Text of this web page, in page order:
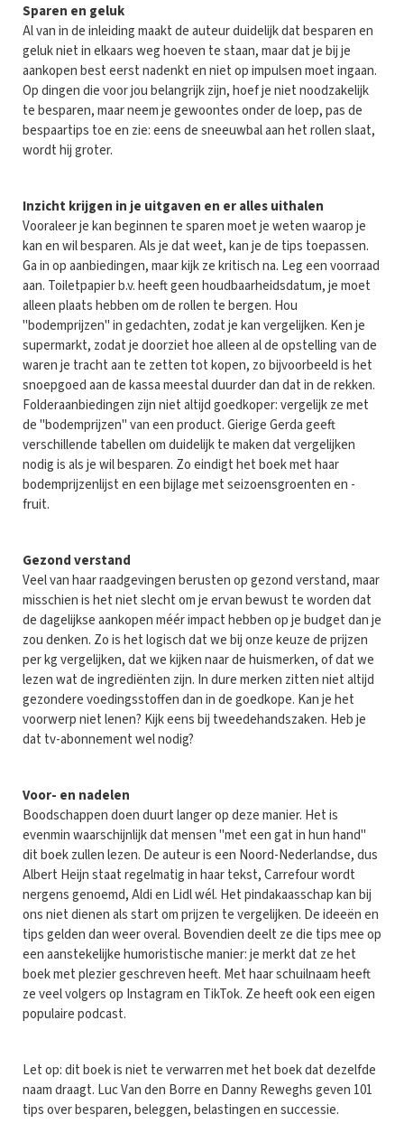
Sparen en geluk
Al van in de inleiding maakt de auteur duidelijk dat besparen en
geluk niet in elkaars weg hoeven te staan, maar dat je bij je
aankopen best eerst nadenkt en niet op impulsen moet ingaan.
Op dingen die voor jou belangrijk zijn, hoef je niet noodzakelijk
te besparen, maar neem je gewoontes onder de loep, pas de
bespaartips toe en zie: eens de sneeuwbal aan het rollen slaat,
wordt hij groter.
Inzicht krijgen in je uitgaven en er alles uithalen
Vooraleer je kan beginnen te sparen moet je weten waarop je
kan en wil besparen. Als je dat weet, kan je de tips toepassen.
Ga in op aanbiedingen, maar kijk ze kritisch na. Leg een voorraad
aan. Toiletpapier b.v. heeft geen houdbaarheidsdatum, je moet
alleen plaats hebben om de rollen te bergen. Hou
"bodemprijzen" in gedachten, zodat je kan vergelijken. Ken je
supermarkt, zodat je doorziet hoe alleen al de opstelling van de
waren je tracht aan te zetten tot kopen, zo bijvoorbeeld is het
snoepgoed aan de kassa meestal duurder dan dat in de rekken.
Folderaanbiedingen zijn niet altijd goedkoper: vergelijk ze met
de "bodemprijzen" van een product. Gierige Gerda geeft
verschillende tabellen om duidelijk te maken dat vergelijken
nodig is als je wil besparen. Zo eindigt het boek met haar
bodemprijzenlijst en een bijlage met seizoensgroenten en -
fruit.
Gezond verstand
Veel van haar raadgevingen berusten op gezond verstand, maar
misschien is het niet slecht om je ervan bewust te worden dat
de dagelijkse aankopen méér impact hebben op je budget dan je
zou denken. Zo is het logisch dat we bij onze keuze de prijzen
per kg vergelijken, dat we kijken naar de huismerken, of dat we
lezen wat de ingrediënten zijn. In dure merken zitten niet altijd
gezondere voedingsstoffen dan in de goedkope. Kan je het
voorwerp niet lenen? Kijk eens bij tweedehandszaken. Heb je
dat tv-abonnement wel nodig?
Voor- en nadelen
Boodschappen doen duurt langer op deze manier. Het is
evenmin waarschijnlijk dat mensen "met een gat in hun hand"
dit boek zullen lezen. De auteur is een Noord-Nederlandse, dus
Albert Heijn staat regelmatig in haar tekst, Carrefour wordt
nergens genoemd, Aldi en Lidl wél. Het pindakaasschap kan bij
ons niet dienen als start om prijzen te vergelijken. De ideeën en
tips gelden dan weer overal. Bovendien deelt ze die tips mee op
een aanstekelijke humoristische manier: je merkt dat ze het
boek met plezier geschreven heeft. Met haar schuilnaam heeft
ze veel volgers op Instagram en TikTok. Ze heeft ook een eigen
populaire podcast.
Let op: dit boek is niet te verwarren met het boek dat dezelfde
naam draagt. Luc Van den Borre en Danny Reweghs geven 101
tips over besparen, beleggen, belastingen en successie.